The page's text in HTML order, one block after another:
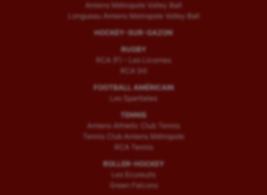
Amiens Métropole Volley Ball
Longueau Amiens Metropole Volley Ball
HOCKEY-SUR-GAZON
RUGBY
RCA (F) – Les Licornes
RCA (H)
FOOTBALL AMÉRICAIN
Les Spartiates
TENNIS
Amiens Athletic Club Tennis
Tennis Club Amiens Métropole
RCA Tennis
ROLLER-HOCKEY
Les Ecureuils
Green Falcons